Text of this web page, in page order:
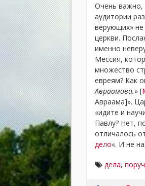
Очень важно,
аудитории
верующих» не
церкви.
именно
Мессия,
множество
евреям? Как
Авраамова.» [
Авраама]».
«идите и
Павлу? Нет,
отличалось
дело«. И не
дела,